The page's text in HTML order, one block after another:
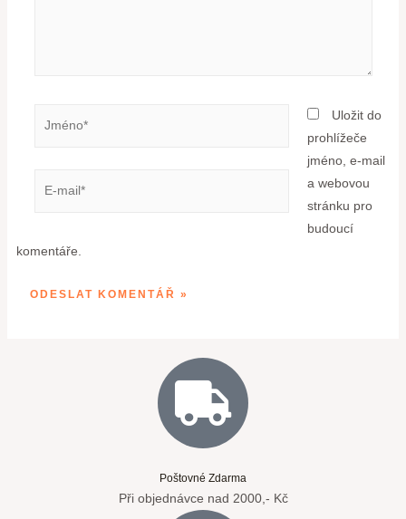
Uložit do
prohlížeče
jméno, e-mail
a webovou
stránku pro
budoucí
komentáře.
Poštovné Zdarma
Při objednávce nad 2000,- Kč